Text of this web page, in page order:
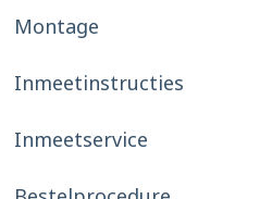
Montage
Inmeetinstructies
Inmeetservice